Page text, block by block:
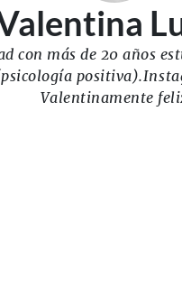
con más de 20 años
Valentinamente